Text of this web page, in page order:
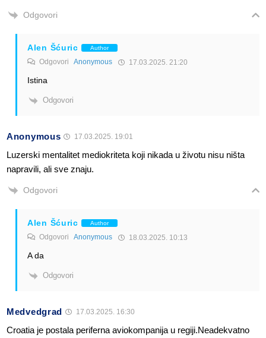
Odgovori
Alen Šćuric Author
Odgovori Anonymous 17.03.2025. 21:20
Istina
Odgovori
Anonymous 17.03.2025. 19:01
Luzerski mentalitet mediokriteta koji nikada u životu nisu ništa
napravili, ali sve znaju.
Odgovori
Alen Šćuric Author
Odgovori Anonymous 18.03.2025. 10:13
A da
Odgovori
Medvedgrad 17.03.2025. 16:30
Croatia je postala periferna aviokompanija u regiji.Neadekvatno